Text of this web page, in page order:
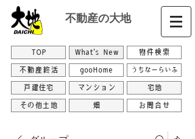
不動産の大地
TOP What's New 物件検索
不動産終活 gooHome うちなーらいふ
戸建住宅 マンション 宅地
その他土地 畑 お問合せ